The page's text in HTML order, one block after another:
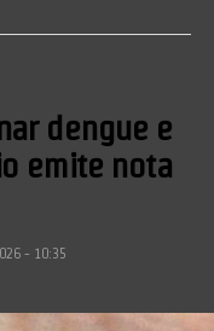
dengue e
emite nota
- 10:35